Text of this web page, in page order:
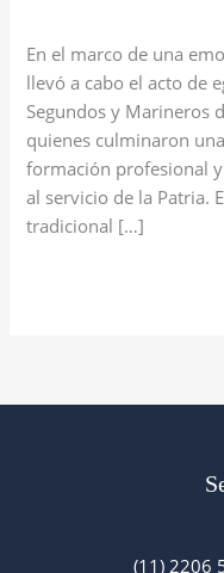
En el marco de una
llevó a cabo el acto de
Segundos y Marineros
quienes culminaron
formación profesional
al servicio de la Patria.
tradicional […]
y
Marineros
de
la
Prefectura
Naval
Argentina
(11) 2206